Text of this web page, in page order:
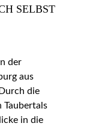
SELBST
der
aus
die
Taubertals
in die